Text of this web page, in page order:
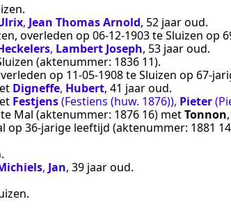
.
, Jean Thomas Arnold, 52 jaar oud.
, overleden op 06‑12‑1903teSluizen op
, Lambert Joseph, 53 jaar oud.
(aktenummer: 1836 11).
op 11‑05‑1908teSluizen op 67-
Digneffe, Hubert, 41 jaar oud.
Festjens(Festiens (huw. 1876)), Pieter
te Mal (aktenummer: 1876 16) metTonnon,
op 36-jarige leeftijd (aktenummer: 1881 14
.
, Jan, 39 jaar oud.
.